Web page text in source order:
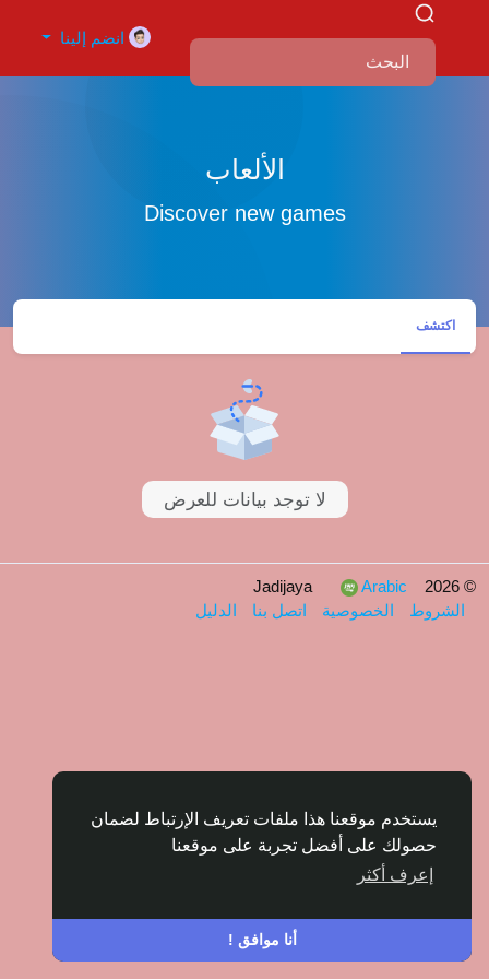
يستخدم موقعنا هذا ملفات تعريف الإرتباط لضمان
حصولك على أفضل تجربة على موقعنا
إعرف أكثر
أنا موافق !
J
j
a
انضم إلينا
الألعاب
Discover new games
اكتشف
لا توجد بيانات للعرض
© 2026 Jadijaya
Arabic
الشروط
الخصوصية اتصل بنا الدليل